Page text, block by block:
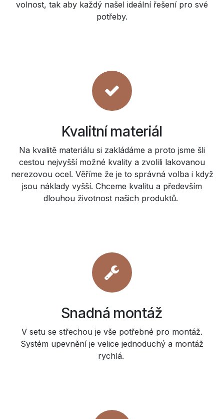
volnost, tak aby každý našel ideální řešení pro své
potřeby.
Kvalitní materiál
Na kvalitě materiálu si zakládáme a proto jsme šli
cestou nejvyšší možné kvality a zvolili lakovanou
nerezovou ocel. Věříme že je to správná volba i když
jsou náklady vyšší. Chceme kvalitu a především
dlouhou životnost našich produktů.
Snadná montáž
V setu se střechou je vše potřebné pro montáž.
Systém upevnění je velice jednoduchý a montáž
rychlá.